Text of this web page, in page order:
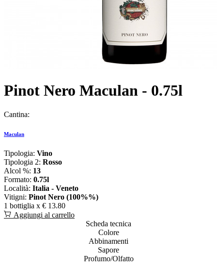
Pinot Nero Maculan - 0.75l
Cantina:
Maculan
Tipologia: Vino
Tipologia 2: Rosso
Alcol %: 13
Formato: 0.75l
Località: Italia - Veneto
Vitigni: Pinot Nero (100%%)
1 bottiglia x € 13.80
Aggiungi al carrello
Scheda tecnica
Colore
Abbinamenti
Sapore
Profumo/Olfatto